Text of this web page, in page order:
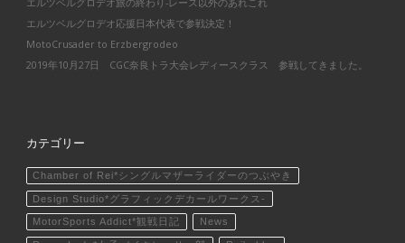
エルツベルグロデオ応援日本代表で参戦決定！
MotoCrusader to Erzbergrodeo
2019年10月27日 CGC奈良トラ大会レディースクラス 参戦してきました。
カテゴリー
Chamber of Rei*シングルマザーライダーのつぶやき
Design Studio*グラフィックデカールワークス-
MotorSports Addict*観戦日記 News